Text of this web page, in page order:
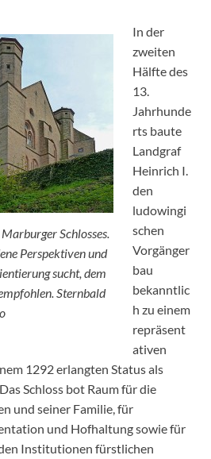
Schlosses.
Perspektiven und
sucht, dem
Sternbald
In der
zweiten
Hälfte des
13.
Jahrhunde
rts baute
Landgraf
Heinrich I.
den
ludowingi
schen
Vorgänger
bau
bekanntlic
h zu einem
repräsent
ativen
1292 erlangten Status als
Schloss bot Raum für die
und seiner Familie, für
und Hofhaltung sowie für
Institutionen fürstlichen